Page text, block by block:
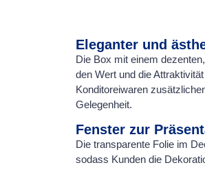
Eleganter und
Die Box mit einem
den Wert und die
Konditoreiwaren
Gelegenheit.
Fenster zur
Die transparente Folie im
sodass Kunden die